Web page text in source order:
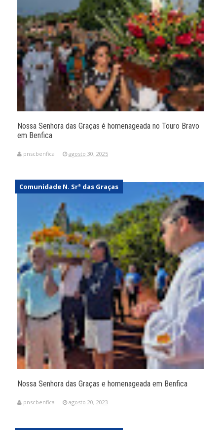
Nossa Senhora das Graças é homenageada no Touro Bravo
em Benfica
pnscbenfica agosto 30, 2025
Nossa Senhora das Graças e homenageada em Benfica
Comunidade N. Srª das Graças
pnscbenfica agosto 20, 2023